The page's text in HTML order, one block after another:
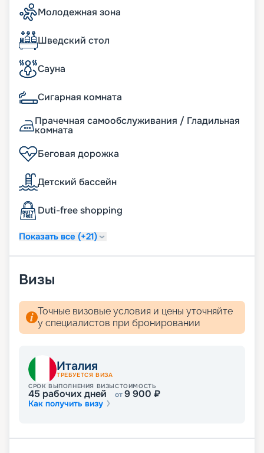
Молодежная зона
Шведский стол
Сауна
Сигарная комната
Прачечная самообслуживания / Гладильная
комната
Беговая дорожка
Детский бассейн
Duti-free shopping
Показать все (+21)
Визы
Точные визовые условия и цены уточняйте
у специалистов при бронировании
Италия
ТРЕБУЕТСЯ ВИЗА
СРОК ВЫПОЛНЕНИЯ ВИЗЫ
45 рабочих дней
СТОИМОСТЬ
от9 900 ₽
Как получить визу